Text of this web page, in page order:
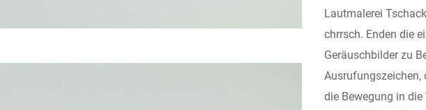
Lautmalerei
chrrsch. Enden die
Geräuschbilder zu
Ausrufungszeichen,
die Bewegung in